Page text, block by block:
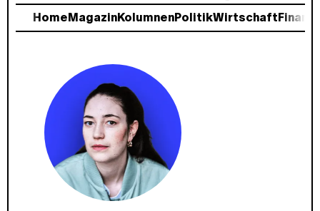
Home MagazinKolumnenPolitikWirtschaft